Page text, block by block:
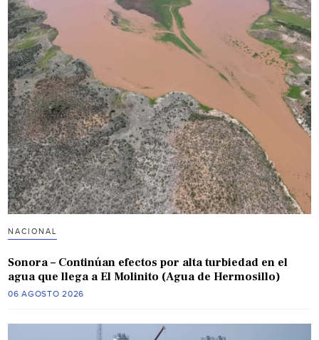
NACIONAL
Sonora – Continúan efectos por alta turbiedad en el
agua que llega a El Molinito (Agua de Hermosillo)
06 AGOSTO 2026